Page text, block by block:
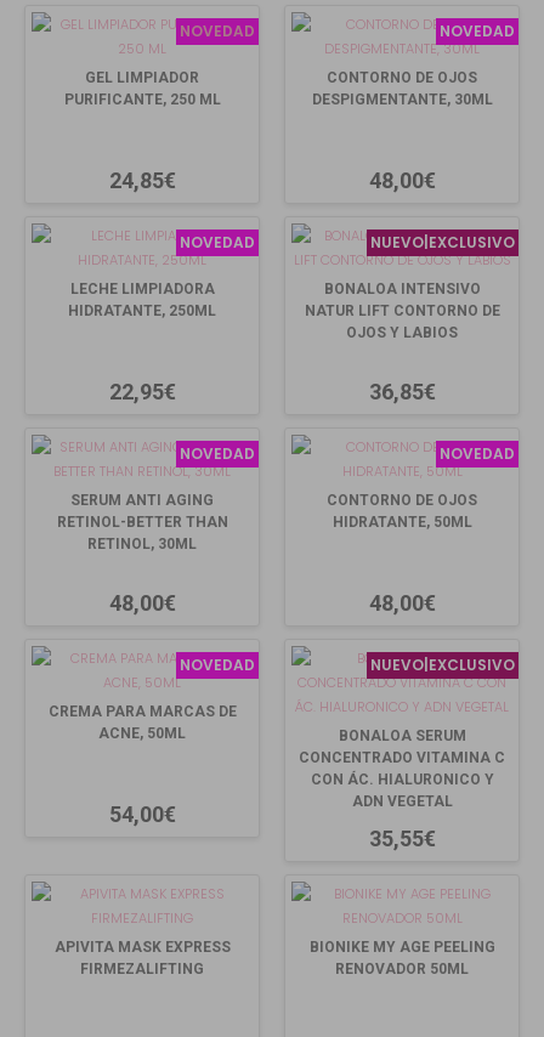
NOVEDAD
GEL LIMPIADOR
PURIFICANTE, 250 ML
24,85€
NOVEDAD
CONTORNO DE OJOS
DESPIGMENTANTE, 30ML
48,00€
NOVEDAD
LECHE LIMPIADORA
HIDRATANTE, 250ML
22,95€
NUEVO|EXCLUSIVO
BONALOA INTENSIVO
NATUR LIFT CONTORNO DE
OJOS Y LABIOS
36,85€
NOVEDAD
SERUM ANTI AGING
RETINOL-BETTER THAN
RETINOL, 30ML
48,00€
NOVEDAD
CONTORNO DE OJOS
HIDRATANTE, 50ML
48,00€
NOVEDAD
CREMA PARA MARCAS DE
ACNE, 50ML
54,00€
NUEVO|EXCLUSIVO
BONALOA SERUM
CONCENTRADO VITAMINA C
CON ÁC. HIALURONICO Y
ADN VEGETAL
35,55€
APIVITA MASK EXPRESS
FIRMEZALIFTING
BIONIKE MY AGE PEELING
RENOVADOR 50ML